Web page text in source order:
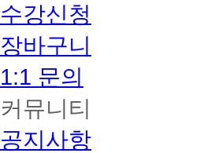
수강신청
장바구니
1:1 문의
커뮤니티
공지사항